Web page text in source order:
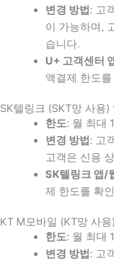
변경 방법 : 고
이 가능하며,
습니다.
U+ 고객센터
액결제 한도
SK텔링크 (SKT망 사용)
한도: 월 최대
변경 방법 : 고
고객은 신용
SK텔링크 앱/
제 한도를 확
KT M모바일 (KT망 사
한도: 월 최대
변경 방법 : 고